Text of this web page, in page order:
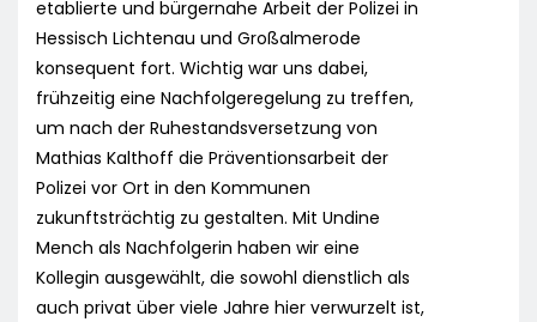
etablierte und bürgernahe Arbeit der Polizei in
Hessisch Lichtenau und Großalmerode
konsequent fort. Wichtig war uns dabei,
frühzeitig eine Nachfolgeregelung zu treffen,
um nach der Ruhestandsversetzung von
Mathias Kalthoff die Präventionsarbeit der
Polizei vor Ort in den Kommunen
zukunftsträchtig zu gestalten. Mit Undine
Mench als Nachfolgerin haben wir eine
Kollegin ausgewählt, die sowohl dienstlich als
auch privat über viele Jahre hier verwurzelt ist,